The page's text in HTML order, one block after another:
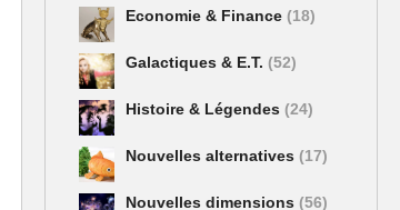
Economie & Finance (18)
Galactiques & E.T. (52)
Histoire & Légendes (24)
Nouvelles alternatives (17)
Nouvelles dimensions (56)